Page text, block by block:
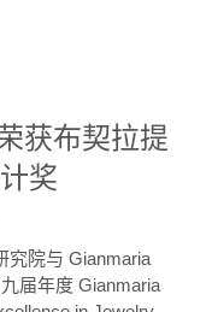
获布契拉提
奖
究院与 Gianmaria
届年度 Gianmaria